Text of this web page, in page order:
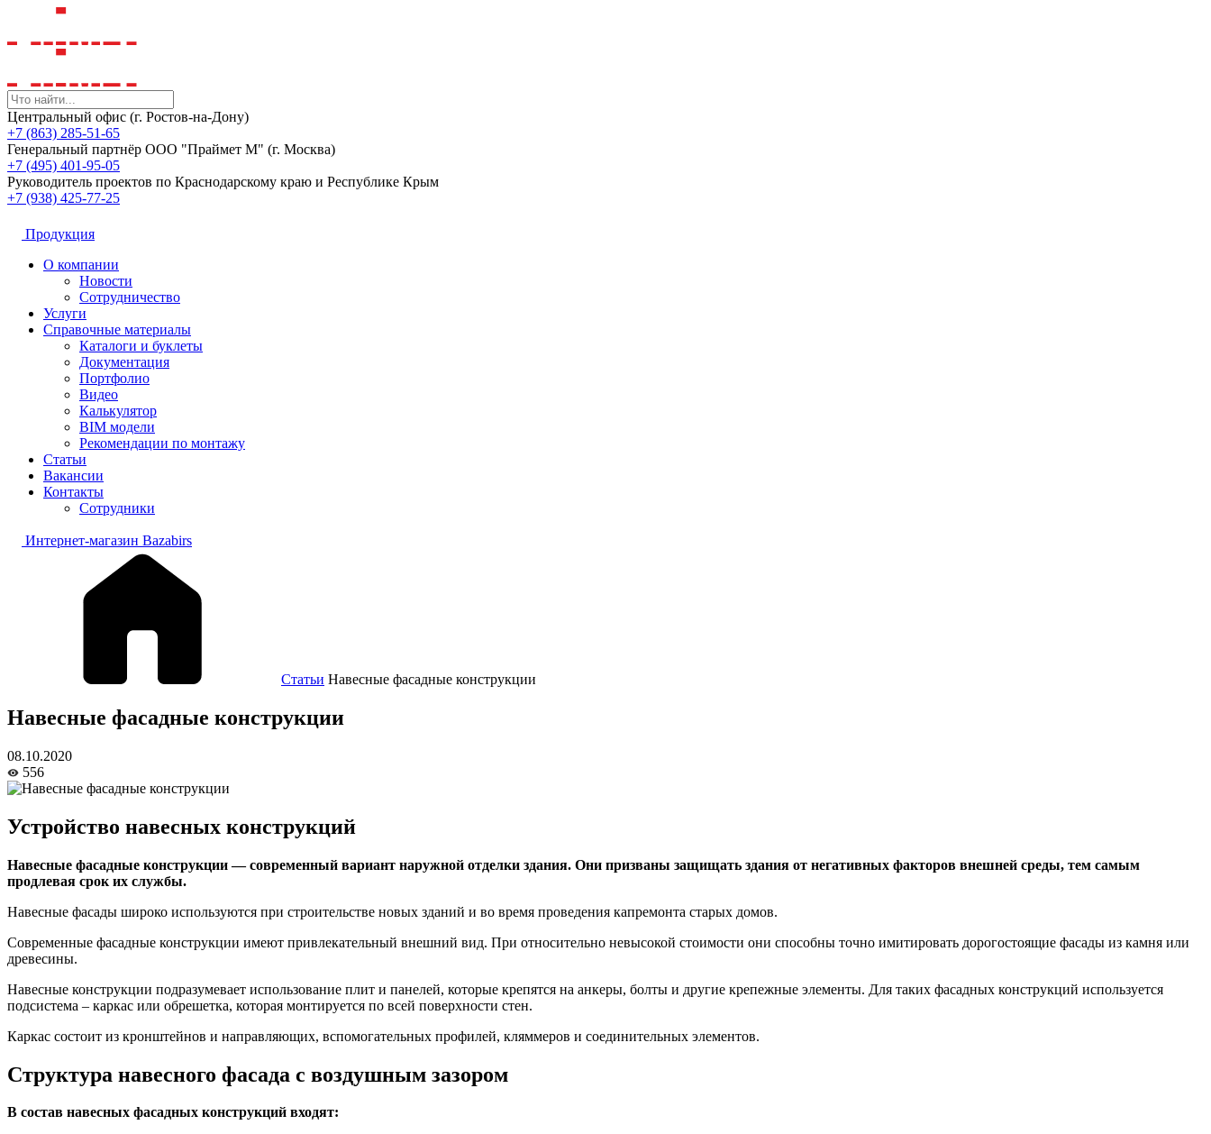
Центральный офис (г. Ростов-на-Дону)
+7 (863) 285-51-65
Генеральный партнёр ООО "Праймет М" (г. Москва)
+7 (495) 401-95-05
Руководитель проектов по Краснодарскому краю и Республике Крым
+7 (938) 425-77-25
Продукция
О компании
Новости
Сотрудничество
Услуги
Справочные материалы
Каталоги и буклеты
Документация
Портфолио
Видео
Калькулятор
BIM модели
Рекомендации по монтажу
Статьи
Вакансии
Контакты
Сотрудники
Интернет-магазин Bazabirs
Статьи Навесные фасадные конструкции
Навесные фасадные конструкции
08.10.2020
556
Устройство навесных конструкций
Навесные фасадные конструкции — современный вариант наружной отделки здания. Они призваны защищать здания от негативных факторов внешней среды, тем самым
продлевая срок их службы.
Навесные фасады широко используются при строительстве новых зданий и во время проведения капремонта старых домов.
Современные фасадные конструкции имеют привлекательный внешний вид. При относительно невысокой стоимости они способны точно имитировать дорогостоящие фасады из камня или
древесины.
Навесные конструкции подразумевает использование плит и панелей, которые крепятся на анкеры, болты и другие крепежные элементы. Для таких фасадных конструкций используется
подсистема – каркас или обрешетка, которая монтируется по всей поверхности стен.
Каркас состоит из кронштейнов и направляющих, вспомогательных профилей, кляммеров и соединительных элементов.
Структура навесного фасада с воздушным зазором
В состав навесных фасадных конструкций входят: